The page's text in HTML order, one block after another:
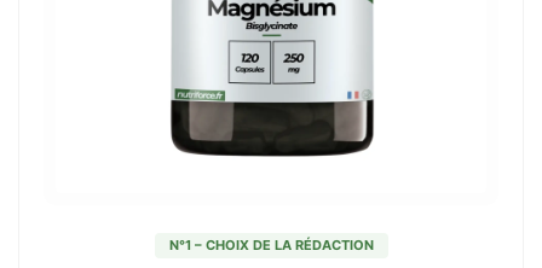
N°1 – CHOIX DE LA RÉDACTION